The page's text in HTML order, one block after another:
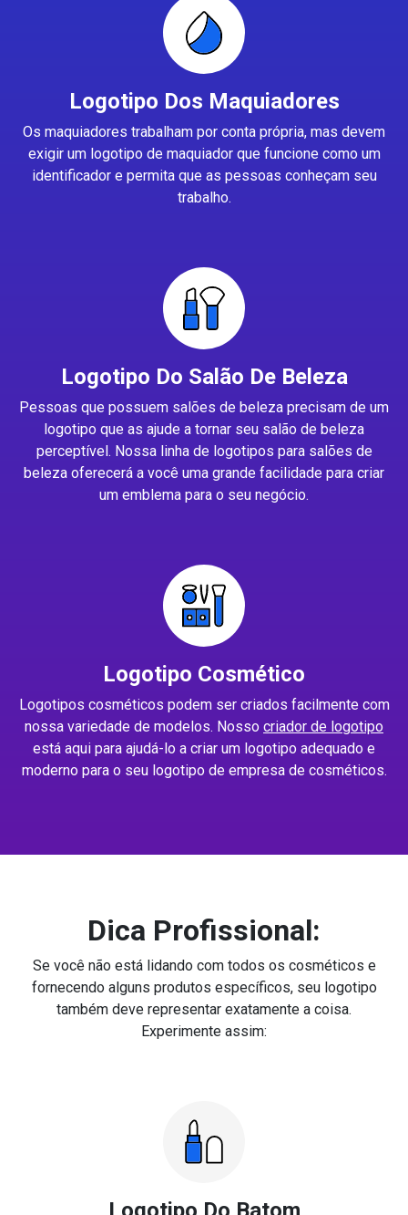
Logotipo Dos Maquiadores
Os maquiadores trabalham por conta própria, mas devem
exigir um logotipo de maquiador que funcione como um
identificador e permita que as pessoas conheçam seu
trabalho.
Logotipo Do Salão De Beleza
Pessoas que possuem salões de beleza precisam de um
logotipo que as ajude a tornar seu salão de beleza
perceptível. Nossa linha de logotipos para salões de
beleza oferecerá a você uma grande facilidade para criar
um emblema para o seu negócio.
Logotipo Cosmético
Logotipos cosméticos podem ser criados facilmente com
nossa variedade de modelos. Nosso criador de logotipo
está aqui para ajudá-lo a criar um logotipo adequado e
moderno para o seu logotipo de empresa de cosméticos.
Dica Profissional:
Se você não está lidando com todos os cosméticos e
fornecendo alguns produtos específicos, seu logotipo
também deve representar exatamente a coisa.
Experimente assim: